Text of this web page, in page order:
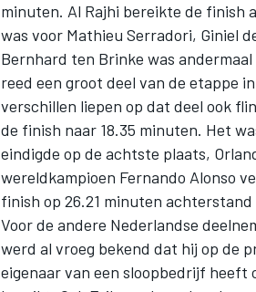
minuten. Al Rajhi bereikte de finish
was voor Mathieu Serradori, Giniel
Bernhard ten Brinke was
reed een groot deel van de etappe
verschillen liepen op dat deel ook
de finish naar 18.35 minuten. Het
eindigde op de achtste plaats,
wereldkampioen Fernando Alonso
finish op 26.21 minuten
Voor de andere Nederlandse
werd al vroeg bekend dat hij op de
eigenaar van een sloopbedrijf